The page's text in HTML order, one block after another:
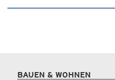
BAUEN & WOHNEN